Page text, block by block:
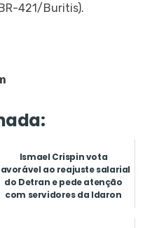
421/Buritis).
Ismael Crispin vota
ao reajuste salarial
do Detran e pede atenção
com servidores da Idaron